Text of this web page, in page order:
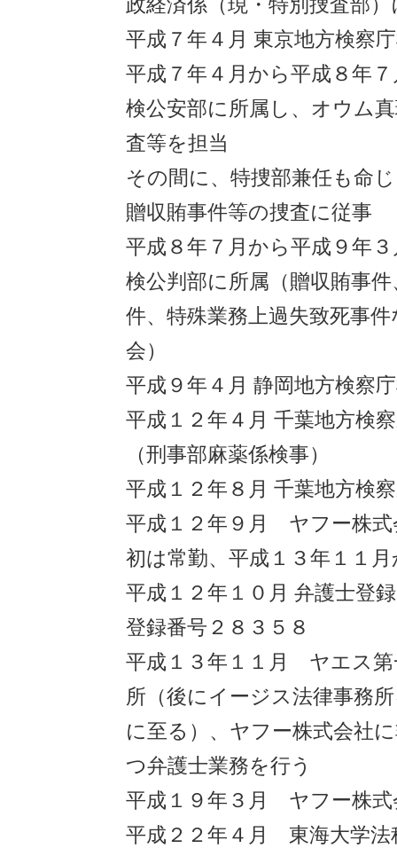
政経済係（現・特別捜査部）
平成７年４月 東京地方検察
平成７年４月から平成８年
検公安部に所属し、オウム
査等を担当
その間に、特捜部兼任も命
贈収賄事件等の捜査に従事
平成８年７月から平成９年
検公判部に所属（贈収賄事
件、特殊業務上過失致死事
会）
平成９年４月 静岡地方検察
平成１２年４月 千葉地方検
（刑事部麻薬係検事）
平成１２年８月 千葉地方検
平成１２年９月 ヤフー株式
初は常勤、平成１３年１１
平成１２年１０月 弁護士登
登録番号２８３５８
平成１３年１１月 ヤエス第
所（後にイージス法律事務
に至る）、ヤフー株式会社
つ弁護士業務を行う
平成１９年３月 ヤフー株式
平成２２年４月 東海大学法